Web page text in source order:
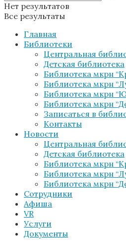
Нет результатов
Все результаты
Главная
Библиотеки
Центральная
Детская библиотека
Библиотека мкрн
Библиотека мкрн
Библиотека мкрн
Библиотека мкрн
Записаться в
Контакты
Новости
Центральная
Детская библиотека
Библиотека мкрн
Библиотека мкрн
Библиотека мкрн
Сотрудники
Афиша
VR
Услуги
Документы